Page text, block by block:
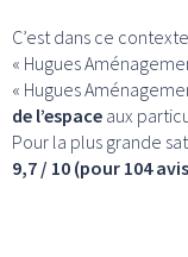
C’est dans ce
« Hugues
« Hugues
de l’espace aux
Pour la plus grande
9,7 / 10 (pour 104